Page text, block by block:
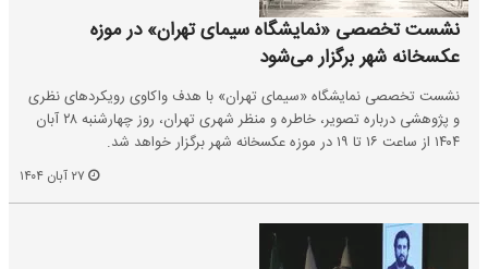
نشست تخصصی «نمایشگاه سیمای تهران» در موزه
عکسخانه شهر برگزار می‌شود
نشست تخصصی نمایشگاه «سیمای تهران» با هدف واکاوی رویکردهای نظری
و پژوهشی درباره تصویر، خاطره و منظر شهری تهران، روز چهارشنبه ۲۸ آبان
۱۴۰۴ از ساعت ۱۶ تا ۱۹ در موزه عکسخانه شهر برگزار خواهد شد.